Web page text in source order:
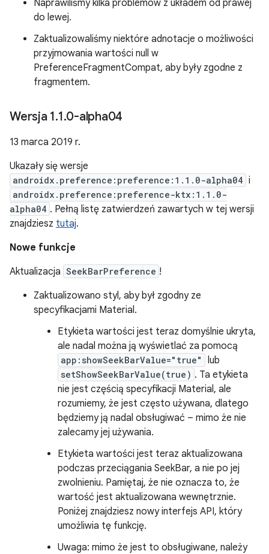
Naprawiliśmy kilka problemów z układem od prawej
do lewej.
Zaktualizowaliśmy niektóre adnotacje o możliwości
przyjmowania wartości null w
PreferenceFragmentCompat, aby były zgodne z
fragmentem.
Wersja 1.1.0-alpha04
13 marca 2019 r.
Ukazały się wersje
androidx.preference:preference:1.1.0-alpha04 i
androidx.preference:preference-ktx:1.1.0-
alpha04 . Pełną listę zatwierdzeń zawartych w tej wersji
znajdziesz tutaj.
Nowe funkcje
Aktualizacja SeekBarPreference !
Zaktualizowano styl, aby był zgodny ze
specyfikacjami Material.
Etykieta wartości jest teraz domyślnie ukryta,
ale nadal można ją wyświetlać za pomocą
app:showSeekBarValue="true" lub
setShowSeekBarValue(true) . Ta etykieta
nie jest częścią specyfikacji Material, ale
rozumiemy, że jest często używana, dlatego
będziemy ją nadal obsługiwać – mimo że nie
zalecamy jej używania.
Etykieta wartości jest teraz aktualizowana
podczas przeciągania SeekBar, a nie po jej
zwolnieniu. Pamiętaj, że nie oznacza to, że
wartość jest aktualizowana wewnętrznie.
Poniżej znajdziesz nowy interfejs API, który
umożliwia tę funkcję.
Uwaga: mimo że jest to obsługiwane, należy